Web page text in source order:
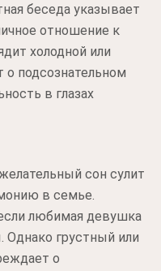
беседа указывает
отношение к
холодной или
о подсознательном
в глазах
сон сулит
в семье.
любимая девушка
Однако грустный или
о